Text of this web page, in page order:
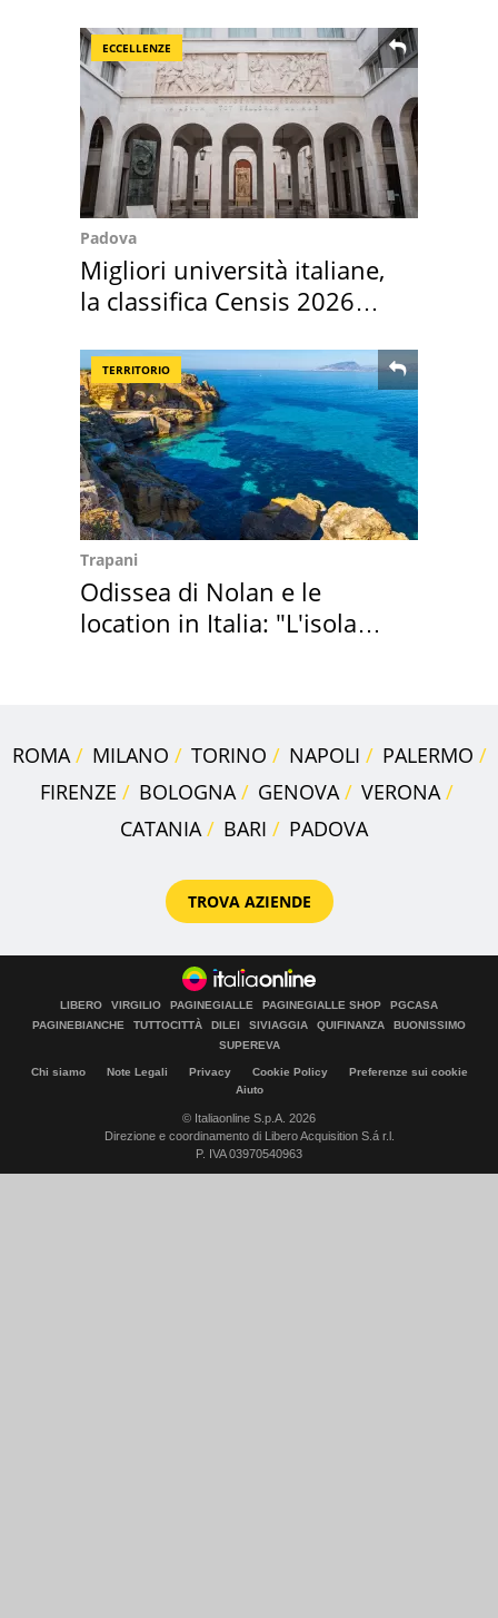
ECCELLENZE
Padova
Migliori università italiane,
la classifica Censis 2026
TERRITORIO
Trapani
Odissea di Nolan e le
location in Italia: "L'isola
ROMA MILANO TORINO NAPOLI
PALERMO
FIRENZE
BOLOGNA GENOVA
VERONA
CATANIA
BARI PADOVA
TROVA AZIENDE
LIBERO VIRGILIO PAGINEGIALLE PAGINEGIALLE SHOP
PGCASA
PAGINEBIANCHE
TUTTOCITTÀ DILEI SIVIAGGIA QUIFINANZA
BUONISSIMO
SUPEREVA
Chi siamo Note Legali Privacy Cookie Policy
Preferenze sui cookie
Aiuto
© Italiaonline S.p.A. 2026
Direzione e coordinamento di Libero Acquisition S.á r.l.
P. IVA 03970540963